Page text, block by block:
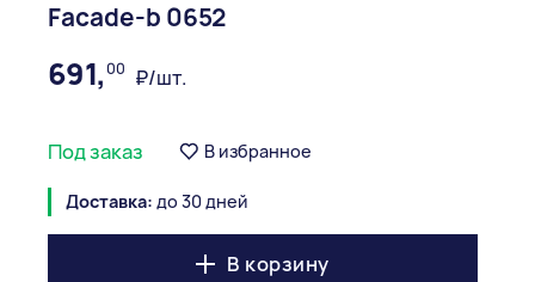
Facade-b 0652
691,00 ₽/шт.
Под заказ В избранное
Доставка: до 30 дней
В корзину